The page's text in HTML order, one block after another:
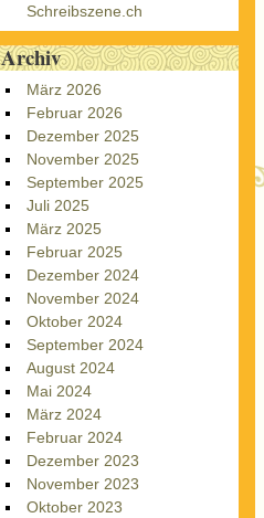
Schreibszene.ch
Archiv
März 2026
Februar 2026
Dezember 2025
November 2025
September 2025
Juli 2025
März 2025
Februar 2025
Dezember 2024
November 2024
Oktober 2024
September 2024
August 2024
Mai 2024
März 2024
Februar 2024
Dezember 2023
November 2023
Oktober 2023